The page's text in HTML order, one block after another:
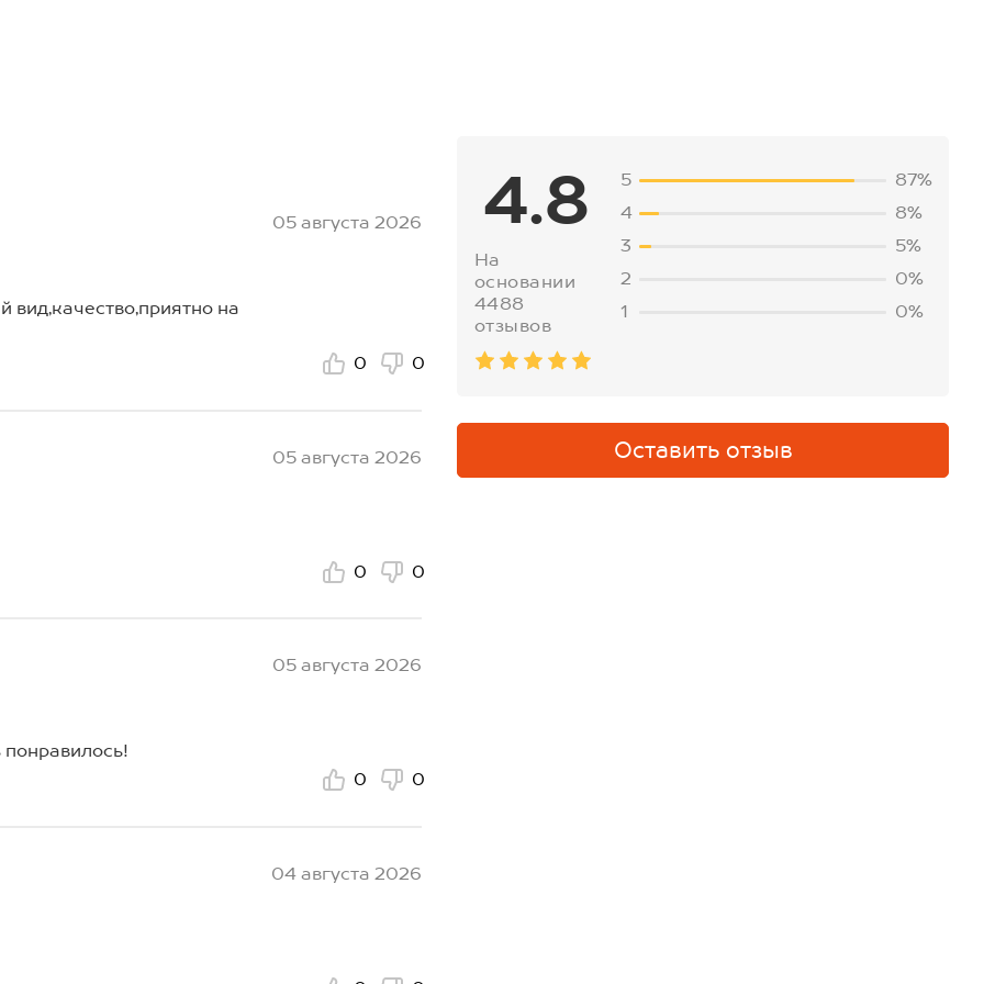
4.8
На
основании
4488
отзывов
5
87%
4
8%
3
5%
2
0%
1
0%
Оставить отзыв
05 августа 2026
на
0 0
05 августа 2026
0 0
05 августа 2026
0
0
04 августа 2026